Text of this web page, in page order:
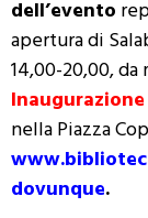
dell’evento
apertura di
14,00-20,00,
nella Piazza
dovunque.